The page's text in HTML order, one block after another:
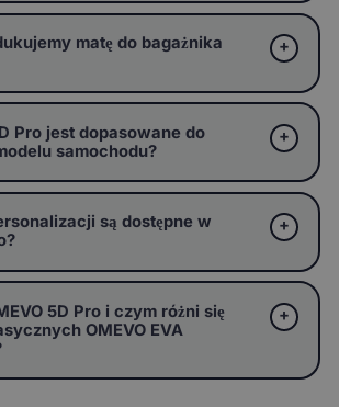
matę do bagażnika
Pro jest dopasowane do
samochodu?
są dostępne w
5D Pro i czym różni się
OMEVO EVA